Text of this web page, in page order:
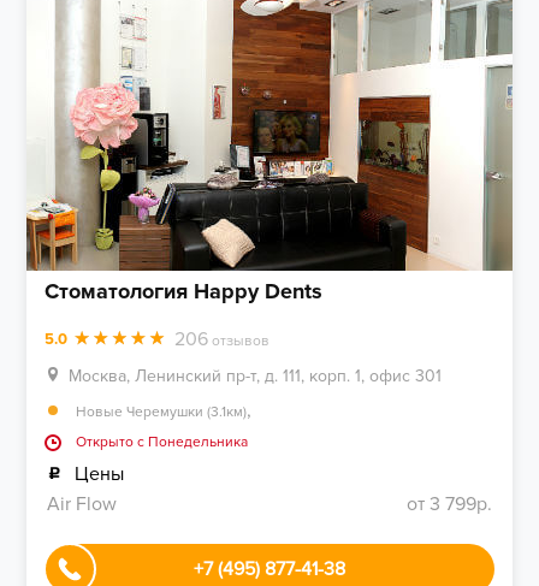
Стоматология Happy Dents
5.0 206 отзывов
Москва, Ленинский пр-т, д. 111, корп. 1, офис 301
Новые Черемушки (3.1км),
Открыто c Понедельника
Цены
Air Flow
от 3 799р.
+7 (495) 877-41-38